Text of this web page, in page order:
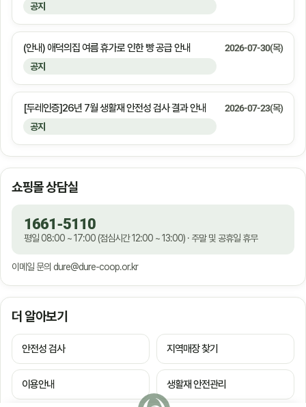
공지
공지
(안내) 애덕의집 여름 휴가로 인한 빵 공급 안내 2026-07-30(목)
공지
[두레인증]26년 7월 생활재 안전성 검사 결과 안내 2026-07-23(목)
쇼핑몰 상담실
1661-5110
평일 08:00 ~ 17:00 (점심시간 12:00 ~ 13:00) · 주말 및 공휴일 휴무
이메일 문의 dure@dure-coop.or.kr
더 알아보기
안전성 검사 지역매장 찾기
이용안내 생활재 안전관리